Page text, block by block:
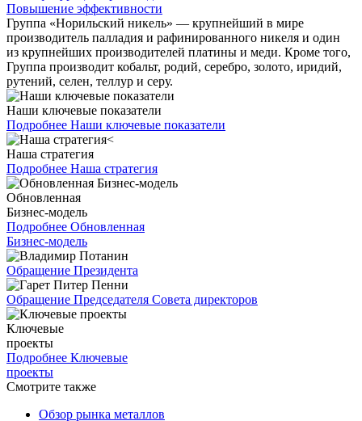
Повышение эффективности
Группа «Норильский никель» — крупнейший в мире
производитель палладия и рафинированного никеля и один
из крупнейших производителей платины и меди. Кроме того,
Группа производит кобальт, родий, серебро, золото, иридий,
рутений, селен, теллур и серу.
Наши ключевые показатели
Подробнее Наши ключевые показатели
Наша стратегия
Подробнее Наша стратегия
Обновленная
Бизнес-модель
Подробнее Обновленная
Бизнес-модель
Обращение Президента
Обращение Председателя Совета директоров
Ключевые
проекты
Подробнее Ключевые
проекты
Смотрите также
Обзор рынка металлов